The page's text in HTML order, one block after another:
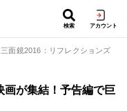
検索 アカウント
面鏡2016：リフレクションズ
画が集結！予告編で巨